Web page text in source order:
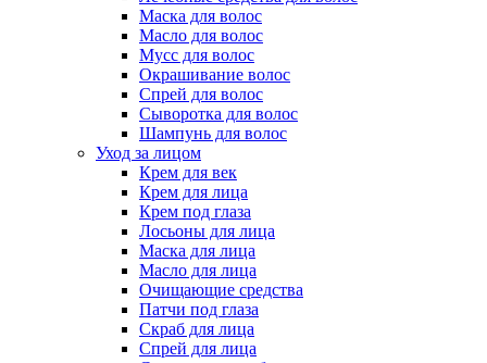
Маска для волос
Масло для волос
Мусс для волос
Окрашивание волос
Спрей для волос
Сыворотка для волос
Шампунь для волос
Уход за лицом
Крем для век
Крем для лица
Крем под глаза
Лосьоны для лица
Маска для лица
Масло для лица
Очищающие средства
Патчи под глаза
Скраб для лица
Спрей для лица